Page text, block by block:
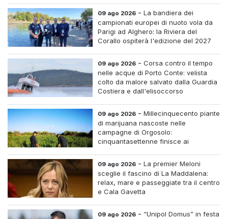
09 ago 2026 -La bandiera dei
campionati europei di nuoto vola da
Parigi ad Alghero: la Riviera del
Corallo ospiterà l'edizione del 2027
09 ago 2026 -Corsa contro il tempo
nelle acque di Porto Conte: velista
colto da malore salvato dalla Guardia
Costiera e dall'elisoccorso
09 ago 2026 -Millecinquecento piante
di marijuana nascoste nelle
campagne di Orgosolo:
cinquantasettenne finisce ai
09 ago 2026 -La premier Meloni
sceglie il fascino di La Maddalena:
relax, mare e passeggiate tra il centro
e Cala Gavetta
09 ago 2026 - “Unipol Domus” in festa